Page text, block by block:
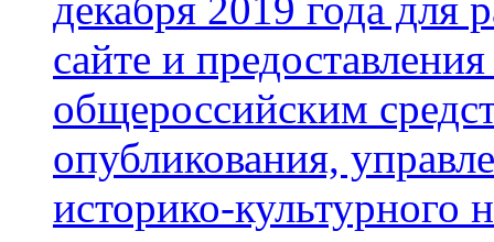
декабря 2019 года
сайте и
общероссийским
опубликования,
историко-культурного